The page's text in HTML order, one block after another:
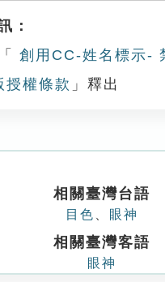
：
創用CC-姓名標示-
授權條款 」釋出
相關臺灣台語
目色 眼神
相關臺灣客語
眼神